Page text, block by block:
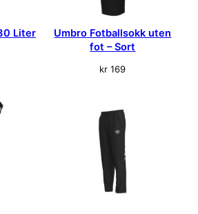
Liter
Umbro Fotballsokk uten
fot – Sort
kr 169